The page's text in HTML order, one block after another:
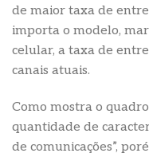
de maior taxa de
importa o modelo,
celular, a taxa de
canais atuais.
Como mostra o
quantidade de
de comunicações”,